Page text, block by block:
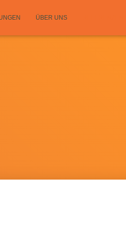
ÜBER UNS